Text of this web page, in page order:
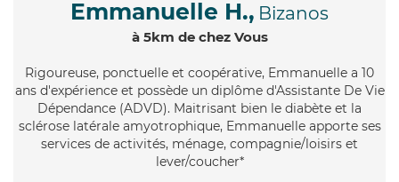
Emmanuelle H., Bizanos
à 5km de chez Vous
Rigoureuse, ponctuelle et coopérative, Emmanuelle a 10
ans d'expérience et possède un diplôme d'Assistante De Vie
Dépendance (ADVD). Maitrisant bien le diabète et la
sclérose latérale amyotrophique, Emmanuelle apporte ses
services de activités, ménage, compagnie/loisirs et
lever/coucher*